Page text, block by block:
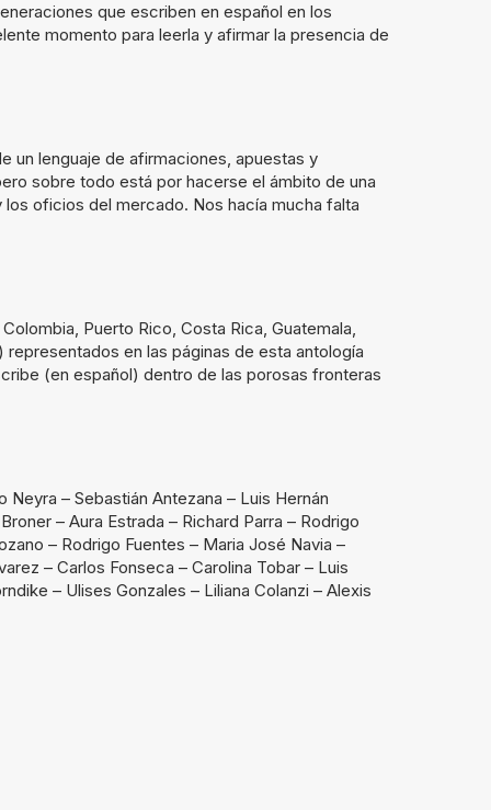
que escriben en español en los
momento para leerla y afirmar la presencia de
un lenguaje de afirmaciones, apuestas y
sobre todo está por hacerse el ámbito de una
oficios del mercado. Nos hacía mucha falta
Puerto Rico, Costa Rica, Guatemala,
en las páginas de esta antología
(en español) dentro de las porosas fronteras
Neyra – Sebastián Antezana – Luis Hernán
– Aura Estrada – Richard Parra – Rodrigo
– Rodrigo Fuentes – Maria José Navia –
– Carlos Fonseca – Carolina Tobar – Luis
– Ulises Gonzales – Liliana Colanzi – Alexis